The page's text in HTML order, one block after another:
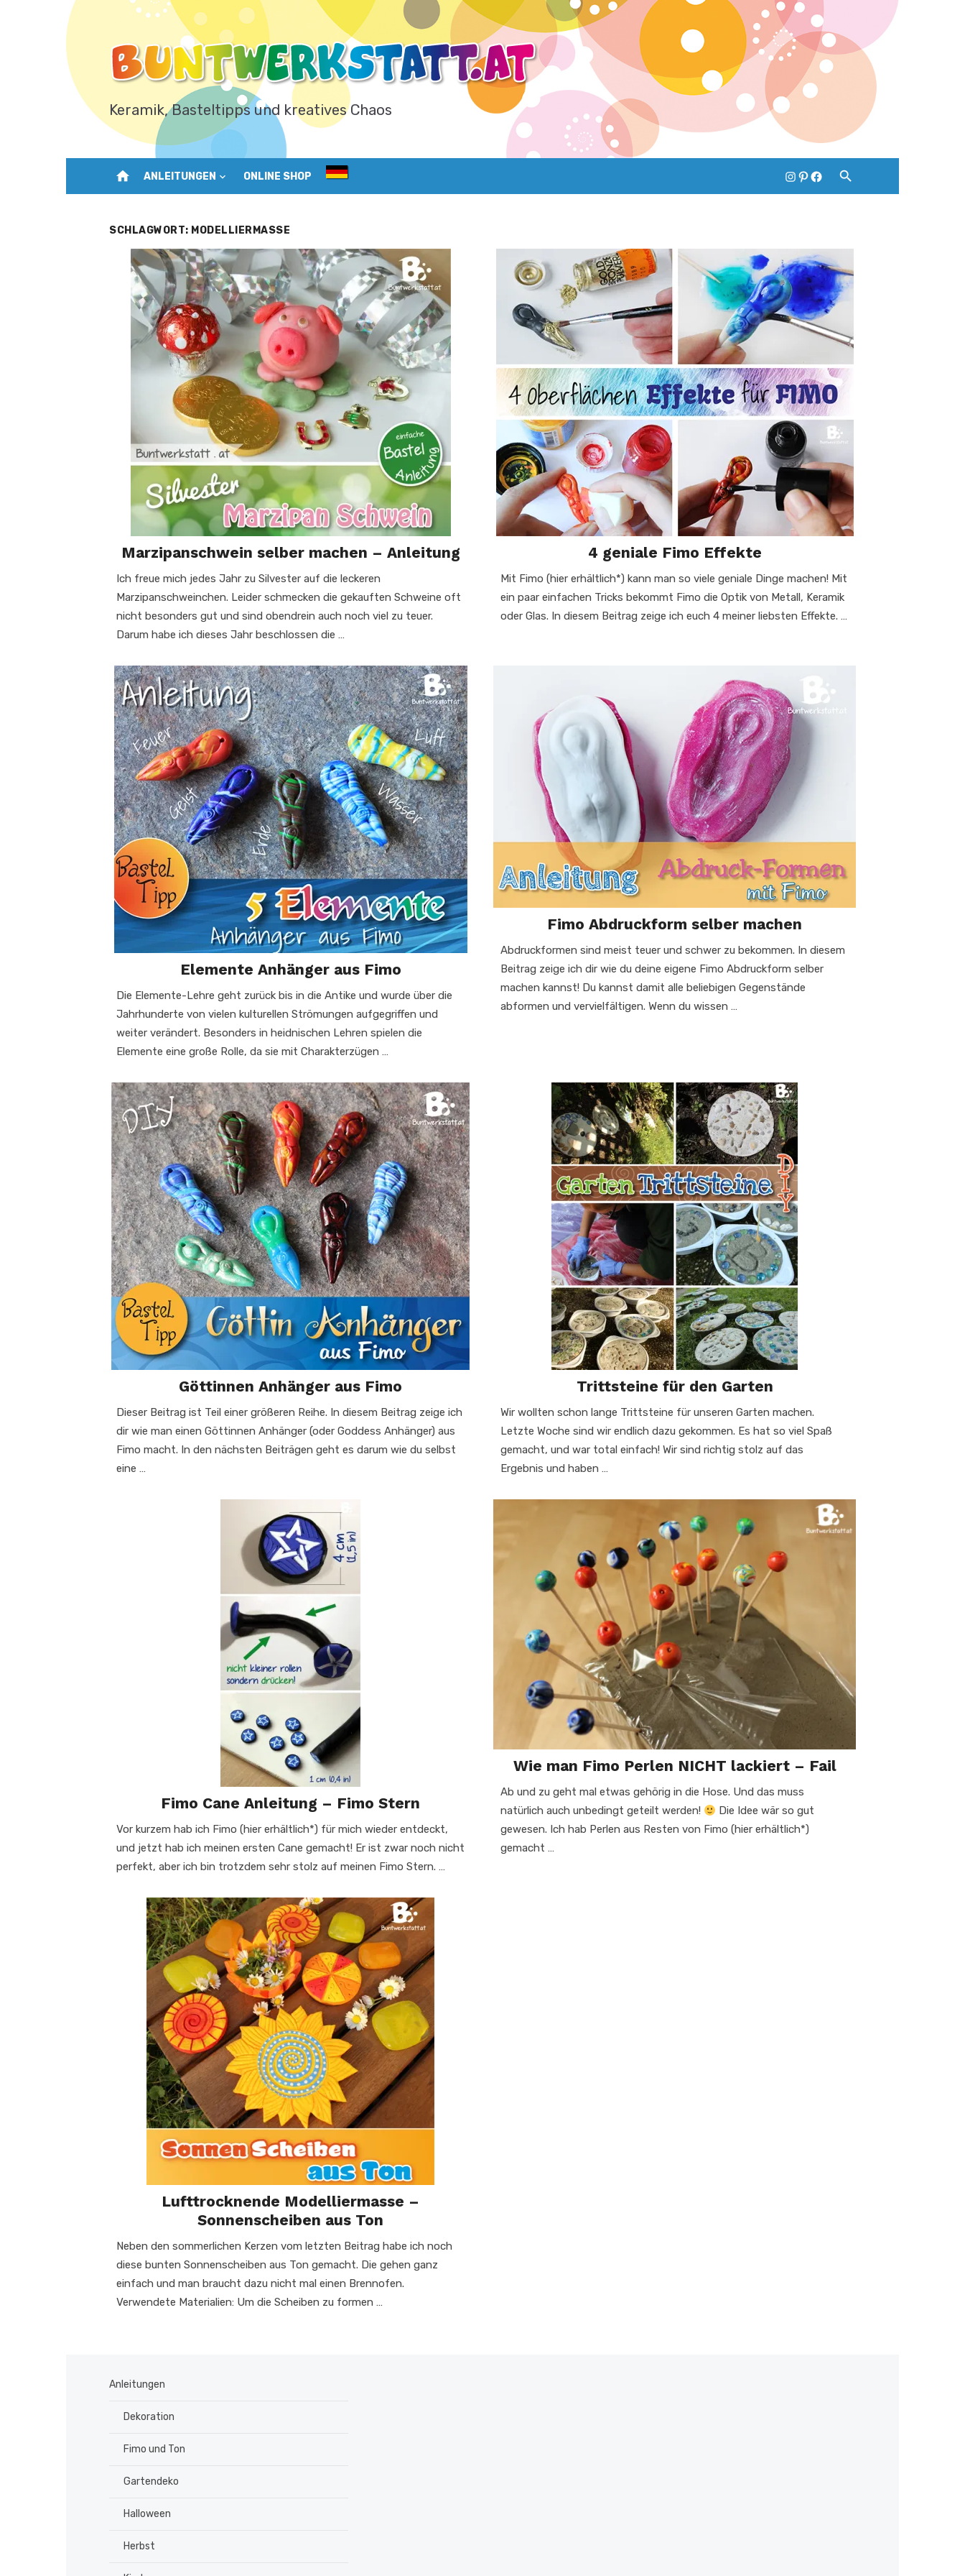
Keramik, Basteltipps und kreatives Chaos
home ANLEITUNGEN ONLINE SHOP Instagram
pinterest
Facebook
SCHLAGWORT: MODELLIERMASSE
Marzipanschwein selber machen – Anleitung
Ich freue mich jedes Jahr zu Silvester auf die leckeren
Marzipanschweinchen. Leider schmecken die gekauften Schweine oft
nicht besonders gut und sind obendrein auch noch viel zu teuer.
Darum habe ich dieses Jahr beschlossen die …
4 geniale Fimo Effekte
Mit Fimo (hier erhältlich*) kann man so viele geniale Dinge machen! Mit
ein paar einfachen Tricks bekommt Fimo die Optik von Metall, Keramik
oder Glas. In diesem Beitrag zeige ich euch 4 meiner liebsten Effekte. …
Elemente Anhänger aus Fimo
Die Elemente-Lehre geht zurück bis in die Antike und wurde über die
Jahrhunderte von vielen kulturellen Strömungen aufgegriffen und
weiter verändert. Besonders in heidnischen Lehren spielen die
Elemente eine große Rolle, da sie mit Charakterzügen …
Fimo Abdruckform selber machen
Abdruckformen sind meist teuer und schwer zu bekommen. In diesem
Beitrag zeige ich dir wie du deine eigene Fimo Abdruckform selber
machen kannst! Du kannst damit alle beliebigen Gegenstände
abformen und vervielfältigen. Wenn du wissen …
Göttinnen Anhänger aus Fimo
Dieser Beitrag ist Teil einer größeren Reihe. In diesem Beitrag zeige ich
dir wie man einen Göttinnen Anhänger (oder Goddess Anhänger) aus
Fimo macht. In den nächsten Beiträgen geht es darum wie du selbst
eine …
Trittsteine für den Garten
Wir wollten schon lange Trittsteine für unseren Garten machen.
Letzte Woche sind wir endlich dazu gekommen. Es hat so viel Spaß
gemacht, und war total einfach! Wir sind richtig stolz auf das
Ergebnis und haben …
Fimo Cane Anleitung – Fimo Stern
Vor kurzem hab ich Fimo (hier erhältlich*) für mich wieder entdeckt,
und jetzt hab ich meinen ersten Cane gemacht! Er ist zwar noch nicht
perfekt, aber ich bin trotzdem sehr stolz auf meinen Fimo Stern. …
Wie man Fimo Perlen NICHT lackiert – Fail
Ab und zu geht mal etwas gehörig in die Hose. Und das muss
natürlich auch unbedingt geteilt werden!
Die Idee wär so gut
gewesen. Ich hab Perlen aus Resten von Fimo (hier erhältlich*)
gemacht …
Lufttrocknende Modelliermasse –
Sonnenscheiben aus Ton
Neben den sommerlichen Kerzen vom letzten Beitrag habe ich noch
diese bunten Sonnenscheiben aus Ton gemacht. Die gehen ganz
einfach und man braucht dazu nicht mal einen Brennofen.
Verwendete Materialien: Um die Scheiben zu formen …
Anleitungen
Dekoration
Fimo und Ton
Gartendeko
Halloween
Herbst